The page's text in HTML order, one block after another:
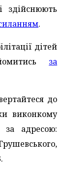
здійснюють
.
дітей
за
до
виконкому
за адресою: